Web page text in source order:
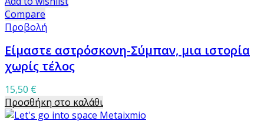
Compare
Προβολή
Είμαστε αστρόσκονη-Σύμπαν, μια ιστορία
χωρίς τέλος
15,50 €
Προσθήκη στο καλάθι